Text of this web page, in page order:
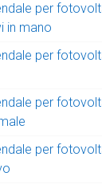
per
in mano
per
per
per